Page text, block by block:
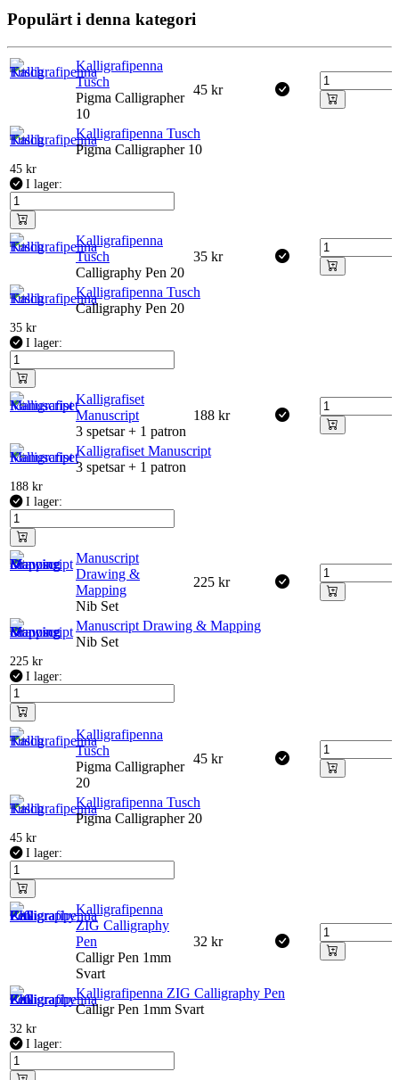
Populärt i denna kategori
Kalligrafipenna
Tusch
Pigma Calligrapher
10
45 kr
Kalligrafipenna Tusch
Pigma Calligrapher 10
45 kr
I lager:
Kalligrafipenna
Tusch
Calligraphy Pen 20
35 kr
Kalligrafipenna Tusch
Calligraphy Pen 20
35 kr
I lager:
Kalligrafiset
Manuscript
3 spetsar + 1 patron
188 kr
Kalligrafiset Manuscript
3 spetsar + 1 patron
188 kr
I lager:
Manuscript
Drawing &
Mapping
Nib Set
225 kr
Manuscript Drawing & Mapping
Nib Set
225 kr
I lager:
Kalligrafipenna
Tusch
Pigma Calligrapher
20
45 kr
Kalligrafipenna Tusch
Pigma Calligrapher 20
45 kr
I lager:
Kalligrafipenna
ZIG Calligraphy
Pen
Calligr Pen 1mm
Svart
32 kr
Kalligrafipenna ZIG Calligraphy Pen
Calligr Pen 1mm Svart
32 kr
I lager: